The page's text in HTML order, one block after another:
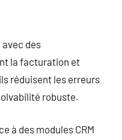
des
la facturation et
réduisent les erreurs
robuste.
à des modules CRM